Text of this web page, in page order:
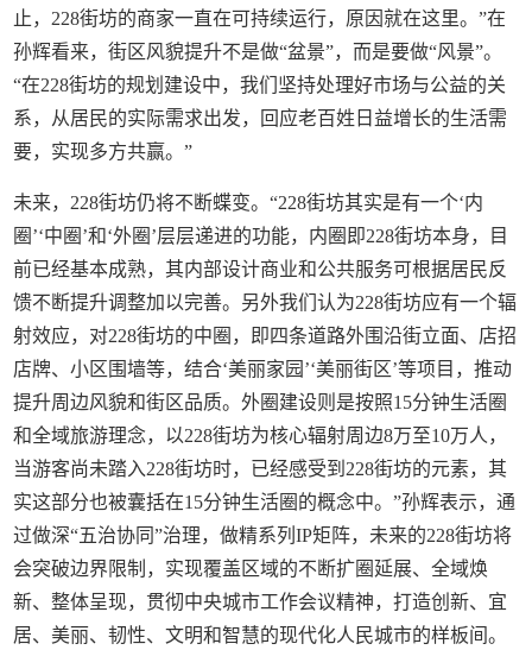
止，228街坊的商家一直在可持续运行，原因就在这里。”在
孙辉看来，街区风貌提升不是做“盆景”，而是要做“风景”。
“在228街坊的规划建设中，我们坚持处理好市场与公益的关
系，从居民的实际需求出发，回应老百姓日益增长的生活需
要，实现多方共赢。”
未来，228街坊仍将不断蝶变。“228街坊其实是有一个‘内
圈’‘中圈’和‘外圈’层层递进的功能，内圈即228街坊本身，目
前已经基本成熟，其内部设计商业和公共服务可根据居民反
馈不断提升调整加以完善。另外我们认为228街坊应有一个辐
射效应，对228街坊的中圈，即四条道路外围沿街立面、店招
店牌、小区围墙等，结合‘美丽家园’‘美丽街区’等项目，推动
提升周边风貌和街区品质。外圈建设则是按照15分钟生活圈
和全域旅游理念，以228街坊为核心辐射周边8万至10万人，
当游客尚未踏入228街坊时，已经感受到228街坊的元素，其
实这部分也被囊括在15分钟生活圈的概念中。”孙辉表示，通
过做深“五治协同”治理，做精系列IP矩阵，未来的228街坊将
会突破边界限制，实现覆盖区域的不断扩圈延展、全域焕
新、整体呈现，贯彻中央城市工作会议精神，打造创新、宜
居、美丽、韧性、文明和智慧的现代化人民城市的样板间。